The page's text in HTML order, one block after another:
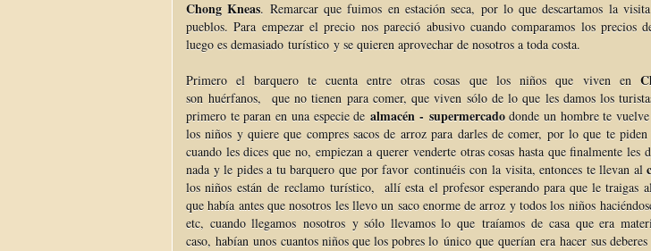
Chong Kneas. Remarcar que fuimos en estación seca, por lo que descartamos la
pueblos. Para empezar el precio nos pareció abusivo cuando comparamos los precios
luego es demasiado turístico y se quieren aprovechar de nosotros a toda costa.
Primero el barquero te cuenta entre otras cosas que los niños que viven en
son huérfanos, que no tienen para comer, que viven sólo de lo que les damos los
primero te paran en una especie de almacén - supermercadodonde un hombre te
los niños y quiere que compres sacos de arroz para darles de comer, por lo que te piden
cuando les dices que no, empiezan a querer venderte otras cosas hasta que finalmente les
nada y le pides a tu barquero que por favor continuéis con la visita, entonces te llevan al
los niños están de reclamo turístico, allí esta el profesor esperando para que le traigas
que había antes que nosotros les llevo un saco enorme de arroz y todos los niños
etc, cuando llegamos nosotros y sólo llevamos lo que traíamos de casa que era
caso, habían unos cuantos niños que los pobres lo único que querían era hacer sus